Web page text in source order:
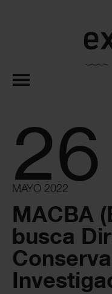
26
MAYO 2022
MACBA
busca